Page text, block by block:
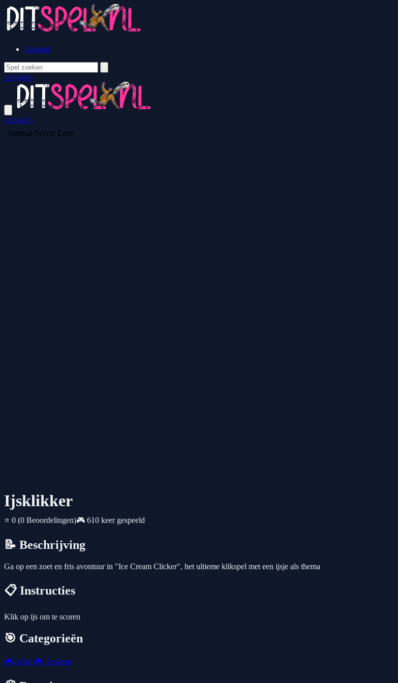
Contact
Inloggen
Inloggen
Ijsklikker
⭐ 0 (0 Beoordelingen)🎮 610 keer gespeeld
📝 Beschrijving
Ga op een zoet en fris avontuur in "Ice Cream Clicker", het ultieme klikspel met een ijsje als thema
📋 Instructies
Klik op ijs om te scoren
🎯 Categorieën
🎮 Actie 🎮 Desktop